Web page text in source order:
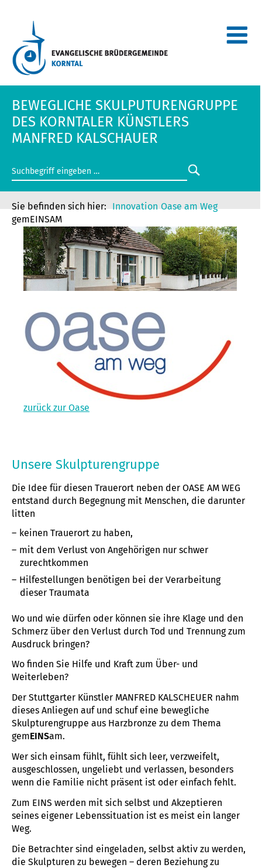
BEWEGLICHE SKULPUTURENGRUPPE
DES KORNTALER KÜNSTLERS
MANFRED KALSCHAUER
Innovation Oase am Weg
gemEINSAM
zurück zur Oase
Unsere Skulpturengruppe
Die Idee für diesen Trauerort neben der OASE AM WEG
entstand durch Begegnung mit Menschen, die darunter
litten
keinen Trauerort zu haben,
mit dem Verlust von Angehörigen nur schwer
zurechtkommen
Hilfestellungen benötigen bei der Verarbeitung
dieser Traumata
Wo und wie dürfen oder können sie ihre Klage und den
Schmerz über den Verlust durch Tod und Trennung zum
Ausdruck bringen?
Wo finden Sie Hilfe und Kraft zum Über- und
Weiterleben?
Der Stuttgarter Künstler MANFRED KALSCHEUER nahm
dieses Anliegen auf und schuf eine bewegliche
Skulpturengruppe aus Harzbronze zu dem Thema
gemEINSam.
Wer sich einsam fühlt, fühlt sich leer, verzweifelt,
ausgeschlossen, ungeliebt und verlassen, besonders
wenn die Familie nicht präsent ist oder einfach fehlt.
Zum EINS werden mit sich selbst und Akzeptieren
seines eigener Lebenssituation ist es meist ein langer
Weg.
Die Betrachter sind eingeladen, selbst aktiv zu werden,
die Skulpturen zu bewegen – deren Beziehung zu